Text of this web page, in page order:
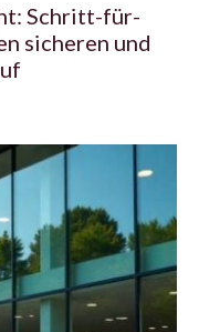
Schritt-für-
sicheren und